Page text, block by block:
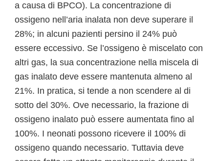
a causa di BPCO). La concentrazione di
ossigeno nell’aria inalata non deve superare il
28%; in alcuni pazienti persino il 24% può
essere eccessivo. Se l’ossigeno è miscelato con
altri gas, la sua concentrazione nella miscela di
gas inalato deve essere mantenuta almeno al
21%. In pratica, si tende a non scendere al di
sotto del 30%. Ove necessario, la frazione di
ossigeno inalato può essere aumentata fino al
100%. I neonati possono ricevere il 100% di
ossigeno quando necessario. Tuttavia deve